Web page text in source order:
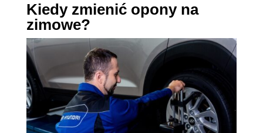
Kiedy zmienić opony na
zimowe?